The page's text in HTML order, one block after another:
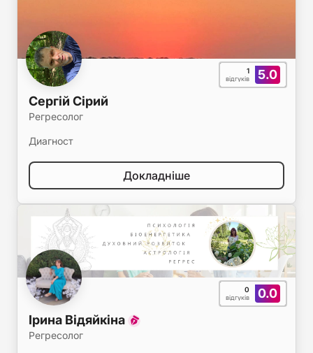
5.0
1
відгуків
Сергій Сірий
Регресолог
Диагност
Докладніше
0.0
0
відгуків
Ірина Відяйкіна
Регресолог